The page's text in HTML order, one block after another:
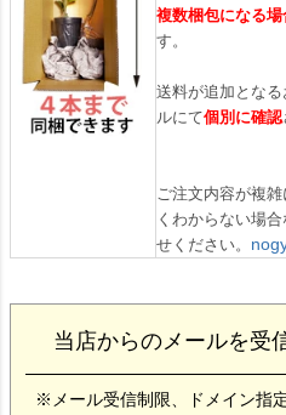
複数梱包になる
す。
送料が追加とな
ルにて個別に確認
ご注文内容が複
くわからない場
せください。
当店からのメールを受
※メール受信制限、ドメイン指